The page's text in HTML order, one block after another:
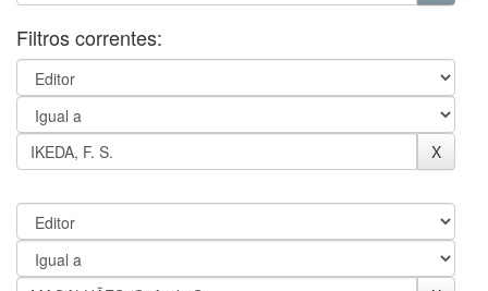
Filtros correntes: